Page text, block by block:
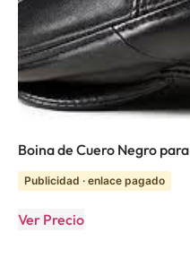
Boina de Cuero Negro
Publicidad · enlace pagado
Ver Precio